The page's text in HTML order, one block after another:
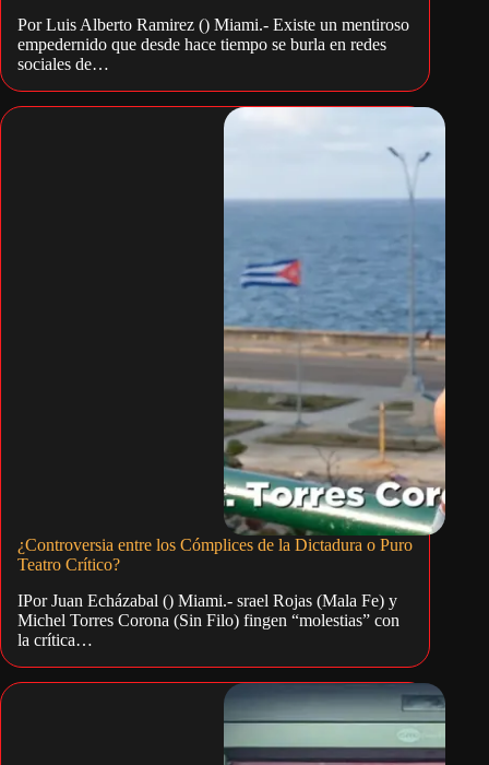
Por Luis Alberto Ramirez () Miami.- Existe un mentiroso
empedernido que desde hace tiempo se burla en redes
sociales de…
¿Controversia entre los Cómplices de la Dictadura o Puro
Teatro Crítico?
IPor Juan Echázabal () Miami.- srael Rojas (Mala Fe) y
Michel Torres Corona (Sin Filo) fingen “molestias” con
la crítica…